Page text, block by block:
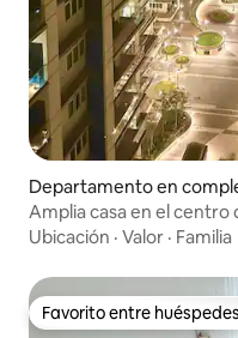
Departamento en
hing
Amplia casa en el centro
Ubicación · Valor · Familia
Favorito entre huéspedes
Favorito entre huéspedes